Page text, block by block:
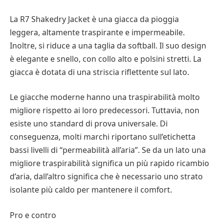
La R7 Shakedry Jacket è una giacca da pioggia
leggera, altamente traspirante e impermeabile.
Inoltre, si riduce a una taglia da softball. Il suo design
è elegante e snello, con collo alto e polsini stretti. La
giacca è dotata di una striscia riflettente sul lato.
Le giacche moderne hanno una traspirabilità molto
migliore rispetto ai loro predecessori. Tuttavia, non
esiste uno standard di prova universale. Di
conseguenza, molti marchi riportano sull’etichetta
bassi livelli di “permeabilità all’aria”. Se da un lato una
migliore traspirabilità significa un più rapido ricambio
d’aria, dall’altro significa che è necessario uno strato
isolante più caldo per mantenere il comfort.
Pro e contro